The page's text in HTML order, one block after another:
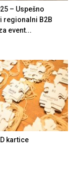
– Uspešno
regionalni B2B
event...
kartice